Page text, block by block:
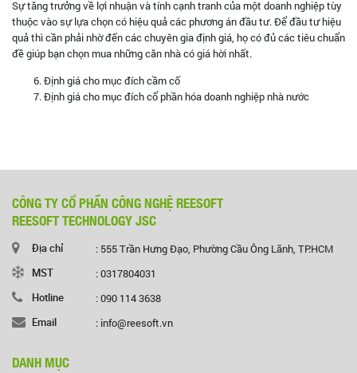
Sự tăng trưởng về lợi nhuận và tính cạnh tranh của một doanh nghiệp tùy
thuộc vào sự lựa chọn có hiệu quả các phương án đầu tư. Để đầu tư hiệu
quả thì cần phải nhờ đến các chuyên gia định giá, họ có đủ các tiêu chuẩn
đề giúp bạn chọn mua những căn nhà có giá hời nhất.
Định giá cho mục đích cầm cố
Định giá cho mục đích cổ phần hóa doanh nghiệp nhà nước
CÔNG TY CỔ PHẦN CÔNG NGHỆ REESOFT
REESOFT TECHNOLOGY JSC
Địa chỉ
: 555 Trần Hưng Đạo, Phường Cầu Ông Lãnh, TP.HCM
MST
: 0317804031
Hotline
: 090 114 3638
Email
: info@reesoft.vn
DANH MỤC